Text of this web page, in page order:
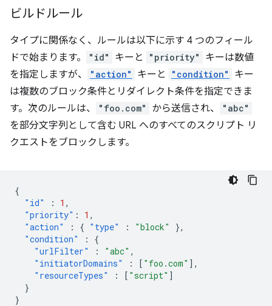
ビルドルール
タイプに関係なく、ルールは以下に示す 4 つのフィール
ドで始まります。
"id" キーと "priority"
キーは数値
を指定しますが、
"action" キーと "condition"
キー
は複数のブロック条件とリダイレクト条件を指定できま
す。次のルールは、
"foo.com" から送信され、 "abc"
を部分文字列として含む URL へのすべてのスクリプト リ
クエストをブロックします。
{
"id"
: 1 ,
"priority" : 1 ,
"action"
: { "type" : "block"
},
"condition"
:
{
"urlFilter"
: "abc" ,
"initiatorDomains"
: [ "foo.com" ],
"resourceTypes"
: [ "script" ]
}
}